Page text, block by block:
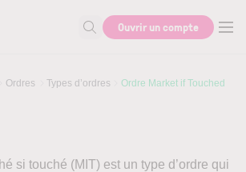
RechercheOuvrir un compte
Ordres Types d’ordres Ordre Market if Touched
si touché (MIT) est un type d’ordre qui